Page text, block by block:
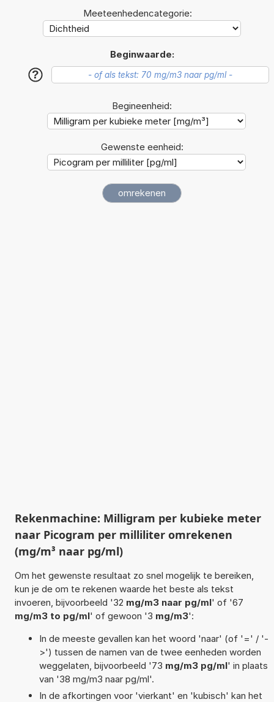
Meeteenhedencategorie:
Beginwaarde:
?
Begineenheid:
Gewenste eenheid:
Rekenmachine: Milligram per kubieke meter
naar Picogram per milliliter omrekenen
(mg/m³ naar pg/ml)
Om het gewenste resultaat zo snel mogelijk te bereiken,
kun je de om te rekenen waarde het beste als tekst
invoeren, bijvoorbeeld '32 mg/m3 naar pg/ml' of '67
mg/m3 to pg/ml' of gewoon '3 mg/m3':
In de meeste gevallen kan het woord 'naar' (of '=' / '-
>') tussen de namen van de twee eenheden worden
weggelaten, bijvoorbeeld '73 mg/m3 pg/ml' in plaats
van '38 mg/m3 naar pg/ml'.
In de afkortingen voor 'vierkant' en 'kubisch' kan het